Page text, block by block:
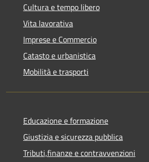
Cultura e tempo libero
Vita lavorativa
Imprese e Commercio
Catasto e urbanistica
Mobilità e trasporti
Educazione e formazione
Giustizia e sicurezza pubblica
Tributi,finanze e contravvenzioni